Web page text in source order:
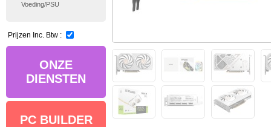
Voeding/PSU
Prijzen Inc. Btw :
ONZE
DIENSTEN
PC BUILDER